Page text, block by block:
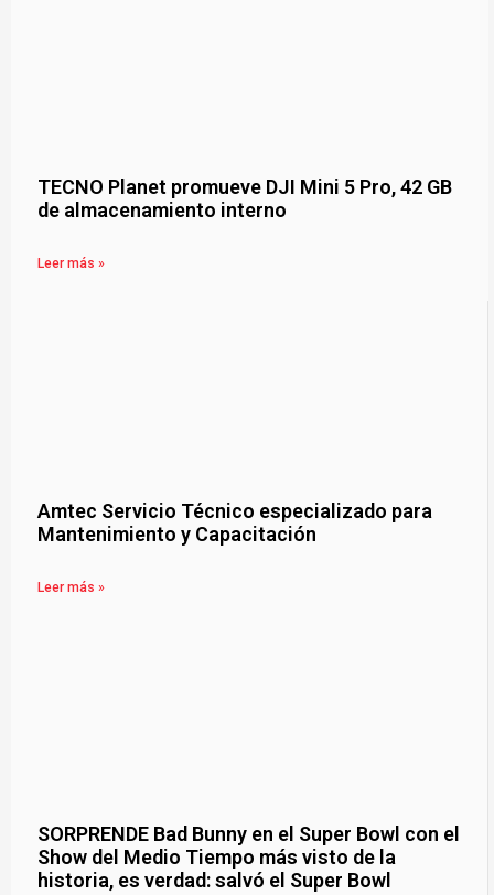
TECNO Planet promueve DJI Mini 5 Pro, 42 GB
de almacenamiento interno
Leer más »
Amtec Servicio Técnico especializado para
Mantenimiento y Capacitación
Leer más »
SORPRENDE Bad Bunny en el Super Bowl con el
Show del Medio Tiempo más visto de la
historia, es verdad: salvó el Super Bowl